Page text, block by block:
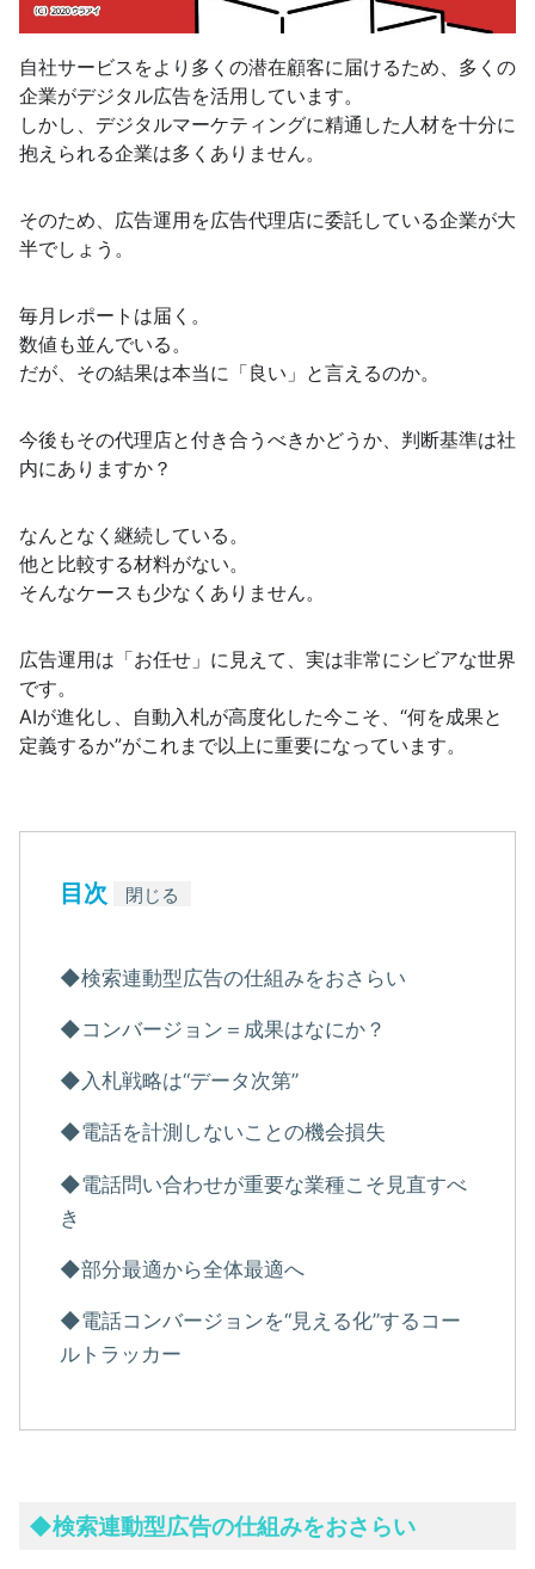
自社サービスをより多くの潜在顧客に届けるため、多くの
企業がデジタル広告を活用しています。
しかし、デジタルマーケティングに精通した人材を十分に
抱えられる企業は多くありません。
そのため、広告運用を広告代理店に委託している企業が大
半でしょう。
毎月レポートは届く。
数値も並んでいる。
だが、その結果は本当に「良い」と言えるのか。
今後もその代理店と付き合うべきかどうか、判断基準は社
内にありますか？
なんとなく継続している。
他と比較する材料がない。
そんなケースも少なくありません。
広告運用は「お任せ」に見えて、実は非常にシビアな世界
です。
AIが進化し、自動入札が高度化した今こそ、“何を成果と
定義するか”がこれまで以上に重要になっています。
目次 閉じる
◆検索連動型広告の仕組みをおさらい
◆コンバージョン＝成果はなにか？
◆入札戦略は“データ次第”
◆電話を計測しないことの機会損失
◆電話問い合わせが重要な業種こそ見直すべ
き
◆部分最適から全体最適へ
◆電話コンバージョンを“見える化”するコー
ルトラッカー
◆検索連動型広告の仕組みをおさらい